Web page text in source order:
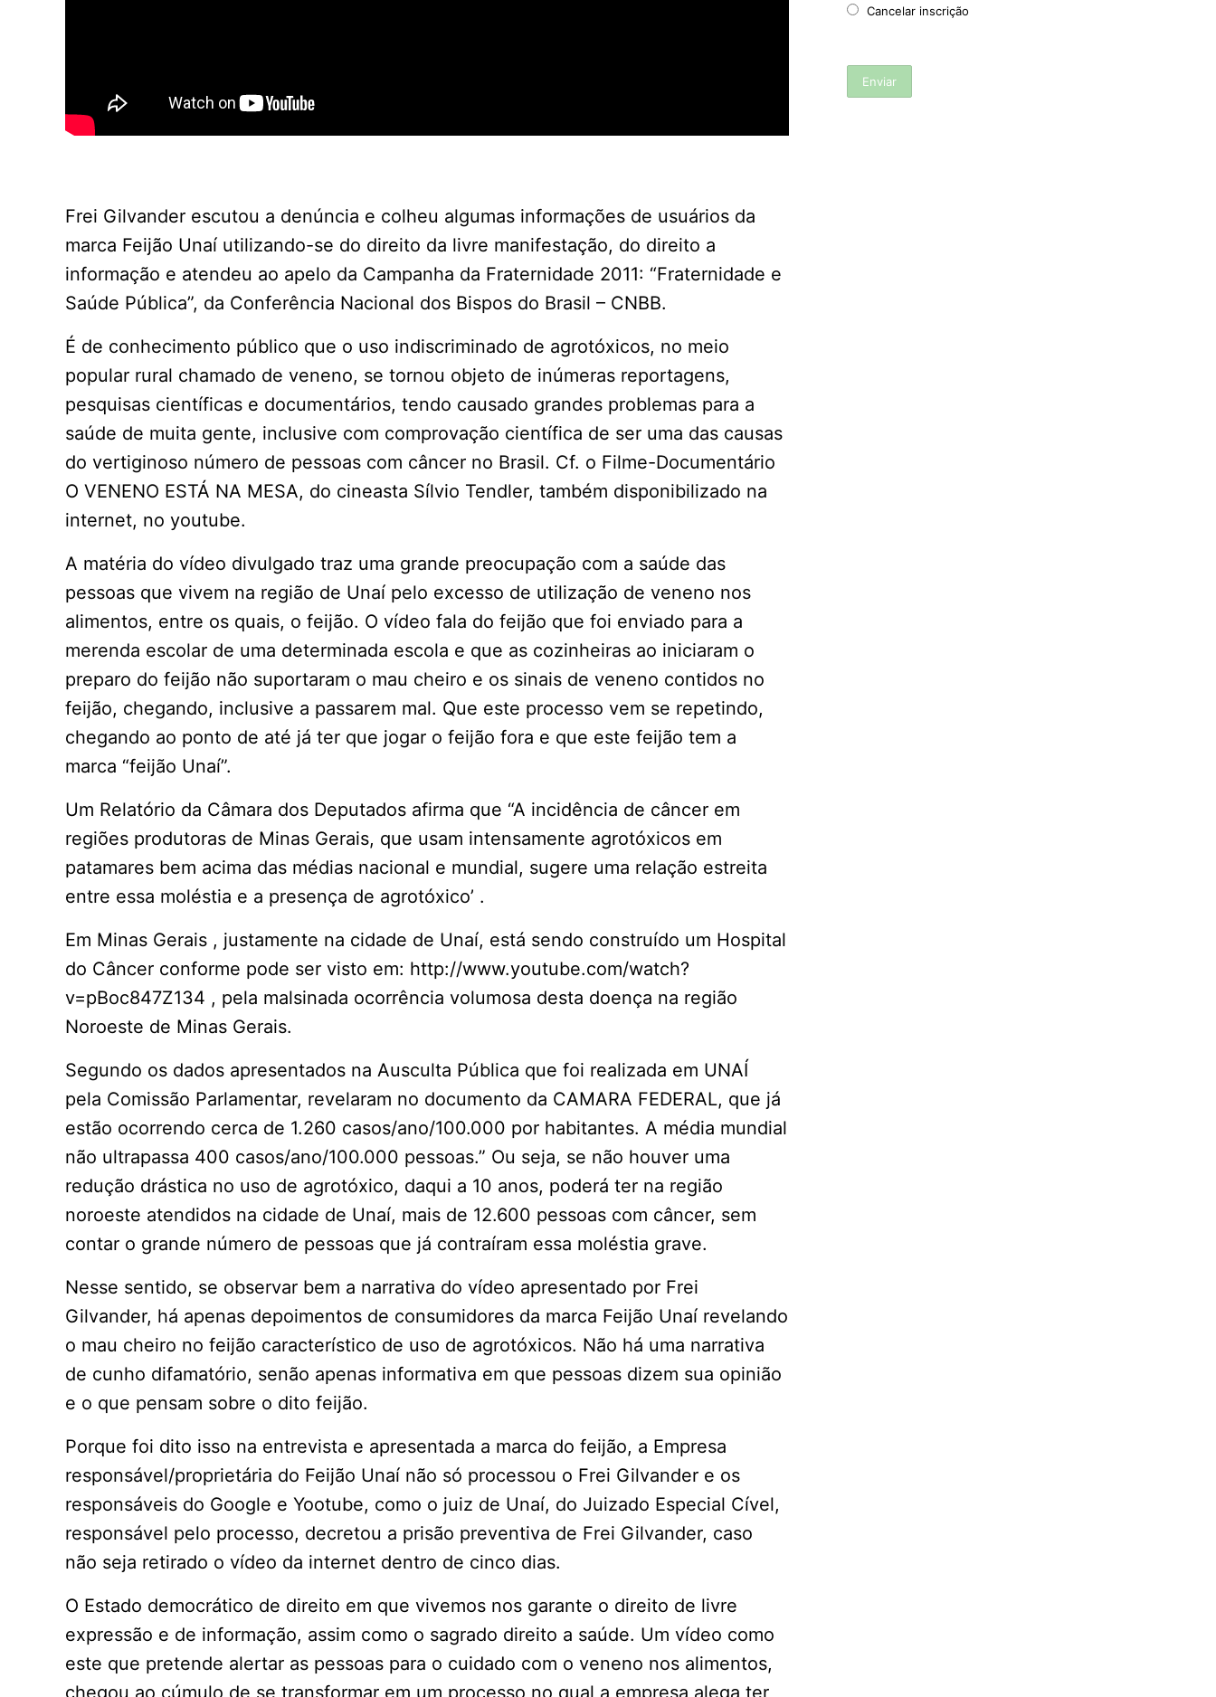
Frei Gilvander escutou a denúncia e colheu algumas informações de usuários da
marca Feijão Unaí utilizando-se do direito da livre manifestação, do direito a
informação e atendeu ao apelo da Campanha da Fraternidade 2011: “Fraternidade e
Saúde Pública”, da Conferência Nacional dos Bispos do Brasil – CNBB.
É de conhecimento público que o uso indiscriminado de agrotóxicos, no meio
popular rural chamado de veneno, se tornou objeto de inúmeras reportagens,
pesquisas científicas e documentários, tendo causado grandes problemas para a
saúde de muita gente, inclusive com comprovação científica de ser uma das causas
do vertiginoso número de pessoas com câncer no Brasil. Cf. o Filme-Documentário
O VENENO ESTÁ NA MESA, do cineasta Sílvio Tendler, também disponibilizado na
internet, no youtube.
A matéria do vídeo divulgado traz uma grande preocupação com a saúde das
pessoas que vivem na região de Unaí pelo excesso de utilização de veneno nos
alimentos, entre os quais, o feijão. O vídeo fala do feijão que foi enviado para a
merenda escolar de uma determinada escola e que as cozinheiras ao iniciaram o
preparo do feijão não suportaram o mau cheiro e os sinais de veneno contidos no
feijão, chegando, inclusive a passarem mal. Que este processo vem se repetindo,
chegando ao ponto de até já ter que jogar o feijão fora e que este feijão tem a
marca “feijão Unaí”.
Um Relatório da Câmara dos Deputados afirma que “A incidência de câncer em
regiões produtoras de Minas Gerais, que usam intensamente agrotóxicos em
patamares bem acima das médias nacional e mundial, sugere uma relação estreita
entre essa moléstia e a presença de agrotóxico’ .
Em Minas Gerais , justamente na cidade de Unaí, está sendo construído um Hospital
do Câncer conforme pode ser visto em: http://www.youtube.com/watch?
v=pBoc847Z134 , pela malsinada ocorrência volumosa desta doença na região
Noroeste de Minas Gerais.
Segundo os dados apresentados na Ausculta Pública que foi realizada em UNAÍ
pela Comissão Parlamentar, revelaram no documento da CAMARA FEDERAL, que já
estão ocorrendo cerca de 1.260 casos/ano/100.000 por habitantes. A média mundial
não ultrapassa 400 casos/ano/100.000 pessoas.” Ou seja, se não houver uma
redução drástica no uso de agrotóxico, daqui a 10 anos, poderá ter na região
noroeste atendidos na cidade de Unaí, mais de 12.600 pessoas com câncer, sem
contar o grande número de pessoas que já contraíram essa moléstia grave.
Nesse sentido, se observar bem a narrativa do vídeo apresentado por Frei
Gilvander, há apenas depoimentos de consumidores da marca Feijão Unaí revelando
o mau cheiro no feijão característico de uso de agrotóxicos. Não há uma narrativa
de cunho difamatório, senão apenas informativa em que pessoas dizem sua opinião
e o que pensam sobre o dito feijão.
Porque foi dito isso na entrevista e apresentada a marca do feijão, a Empresa
responsável/proprietária do Feijão Unaí não só processou o Frei Gilvander e os
responsáveis do Google e Yootube, como o juiz de Unaí, do Juizado Especial Cível,
responsável pelo processo, decretou a prisão preventiva de Frei Gilvander, caso
não seja retirado o vídeo da internet dentro de cinco dias.
O Estado democrático de direito em que vivemos nos garante o direito de livre
expressão e de informação, assim como o sagrado direito a saúde. Um vídeo como
este que pretende alertar as pessoas para o cuidado com o veneno nos alimentos,
chegou ao cúmulo de se transformar em um processo no qual a empresa alega ter
Cancelar inscrição